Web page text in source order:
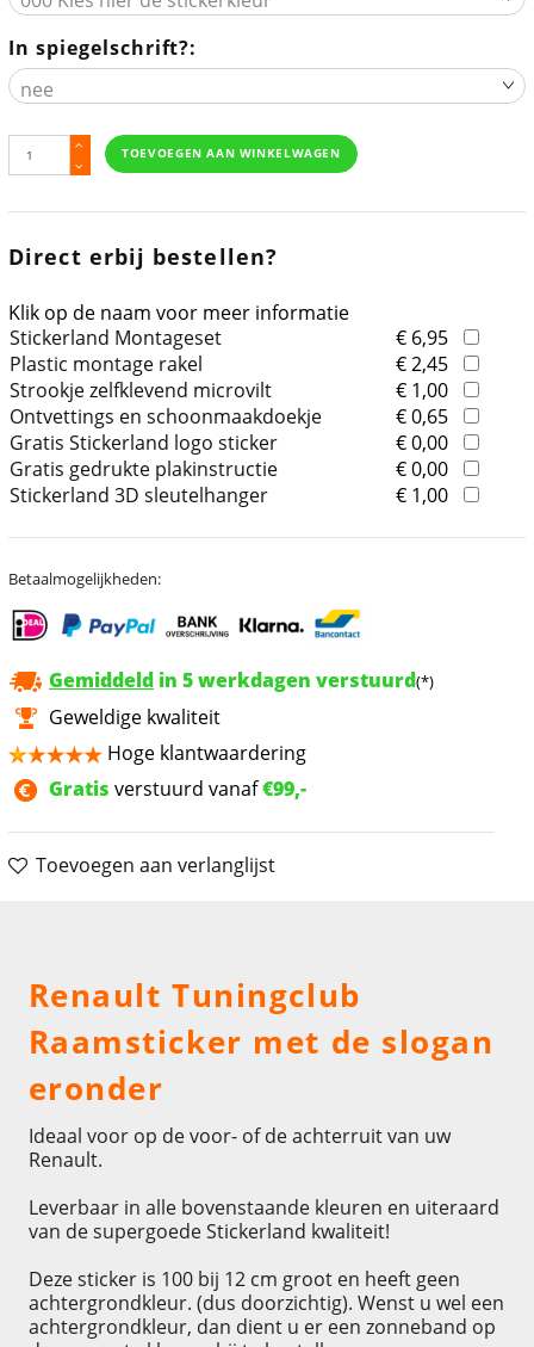
In spiegelschrift?:
TOEVOEGEN AAN WINKELWAGEN
Direct erbij bestellen?
Klik op de naam voor meer informatie
Stickerland Montageset
€ 6,95
Plastic montage rakel
€ 2,45
Strookje zelfklevend microvilt
€ 1,00
Ontvettings en schoonmaakdoekje
€ 0,65
Gratis Stickerland logo sticker
€ 0,00
Gratis gedrukte plakinstructie
€ 0,00
Stickerland 3D sleutelhanger
€ 1,00
Betaalmogelijkheden:
Gemiddeld in 5 werkdagen verstuurd(*)
Geweldige kwaliteit
Hoge klantwaardering
Gratis verstuurd vanaf€99,-
Toevoegen aan verlanglijst
Renault Tuningclub
Raamsticker met de slogan
eronder
Ideaal voor op de voor- of de achterruit van uw
Renault.
Leverbaar in alle bovenstaande kleuren en uiteraard
van de supergoede Stickerland kwaliteit!
Deze sticker is 100 bij 12 cm groot en heeft geen
achtergrondkleur. (dus doorzichtig). Wenst u wel een
achtergrondkleur, dan dient u er een zonneband op